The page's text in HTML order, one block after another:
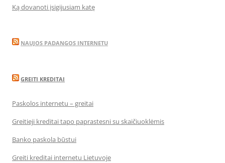
Ką dovanoti įsigijusiam katę
NAUJOS PADANGOS INTERNETU
GREITI KREDITAI
Paskolos internetu – greitai
Greitieji kreditai tapo paprastesni su skaičiuoklėmis
Banko paskola būstui
Greiti kreditai internetu Lietuvoje